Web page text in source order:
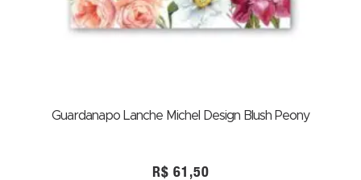
Guardanapo Lanche Michel Design Blush Peony
R$ 61,50